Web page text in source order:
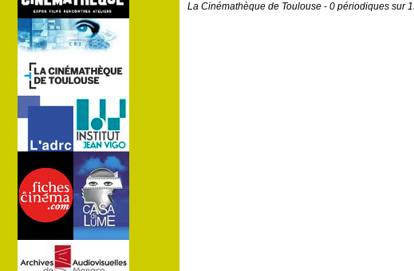
La Cinémathèque de Toulouse - 0 périodiques sur